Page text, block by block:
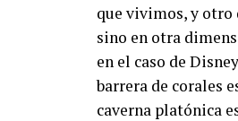
que vivimos, y otro
sino en otra
en el caso de
barrera de corales
caverna platónica